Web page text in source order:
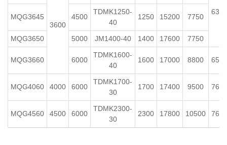
3600
6300
MQG3645 4500
TDMK1250-
40
1250 15200 7750
MQG3650 5000 JM1400-40 1400 17600 7750
MQG3660 6000
TDMK1600-
40
1600 17000 8800 6500
MQG4060 4000 6000
TDMK1700-
30
1700 17400 9500 7600
MQG4560 4500 6000
TDMK2300-
30
2300 17800 10500 7600